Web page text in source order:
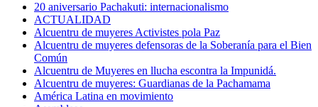
20 aniversario Pachakuti: internacionalismo
ACTUALIDAD
Alcuentru de muyeres Activistes pola Paz
Alcuentru de muyeres defensoras de la Soberanía para el Bien
Común
Alcuentru de Muyeres en llucha escontra la Impunidá.
Alcuentru de muyeres: Guardianas de la Pachamama
América Latina en movimiento